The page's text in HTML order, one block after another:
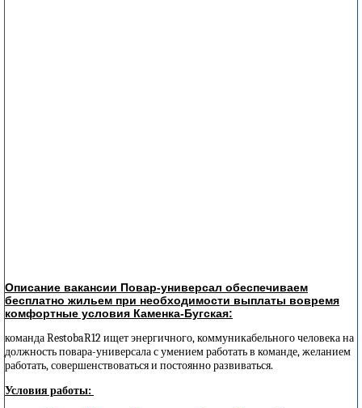
Описание вакансии Повар-универсал обеспечиваем
бесплатно жильем при необходимости выплаты вовремя
комфортные условия Каменка-Бугская:
команда RestobaR12 ищет энергичного, коммуникабельного человека на
должность повара-универсала с умением работать в команде, желанием
работать, совершенствоваться и постоянно развиваться.
Условия работы: